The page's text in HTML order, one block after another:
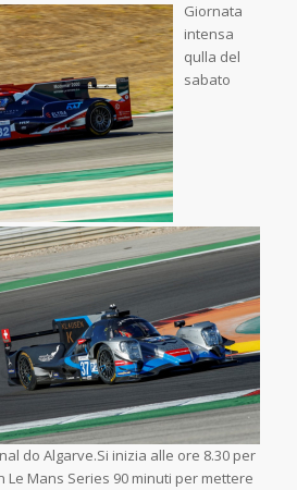
Giornata
intensa
qulla del
sabato
do Algarve.Si inizia alle ore 8.30 per
Le Mans Series 90 minuti per mettere